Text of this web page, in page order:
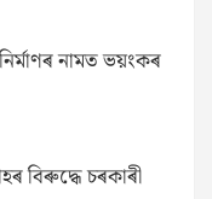
নামত ভয়ংকৰ
বিৰুদ্ধে চৰকাৰী